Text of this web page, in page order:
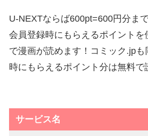
U-NEXTならば600pt=600円分ま
会員登録時にもらえるポイントを
で漫画が読めます！コミック.jp
時にもらえるポイント分は無料で
サービス名